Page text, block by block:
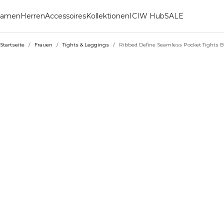
HerrenAccessoiresKollektionenICIW HubSALE
Startseite / Frauen / Tights & Leggings / Ribbed Define Seamless Pocket Tights